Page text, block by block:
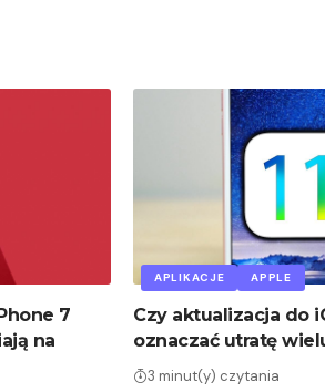
7
na
APLIKACJE APPLE
Czy aktualizacja do
oznaczać utratę
3 minut(y) czytania